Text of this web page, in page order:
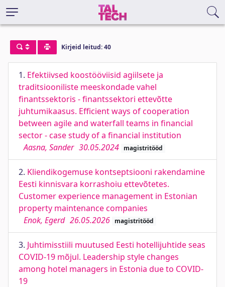
Kirjeid leitud: 40
1. Efektiivsed koostööviisid agiilsete ja
traditsiooniliste meeskondade vahel
finantssektoris - finantssektori ettevõtte
juhtumikaasus. Efficient ways of cooperation
between agile and waterfall teams in financial
sector - case study of a financial institution
Aasna, Sander 30.05.2024 magistritööd
2. Kliendikogemuse kontseptsiooni rakendamine
Eesti kinnisvara korrashoiu ettevõtetes.
Customer experience management in Estonian
property maintenance companies
Enok, Egerd 26.05.2026 magistritööd
3. Juhtimisstiili muutused Eesti hotellijuhtide seas
COVID-19 mõjul. Leadership style changes
among hotel managers in Estonia due to COVID-
19